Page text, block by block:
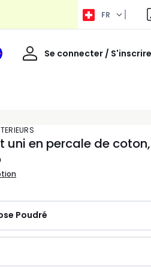
FR
Se connecter / S'inscrire
Bienvenue
uni en percale de
Poudré